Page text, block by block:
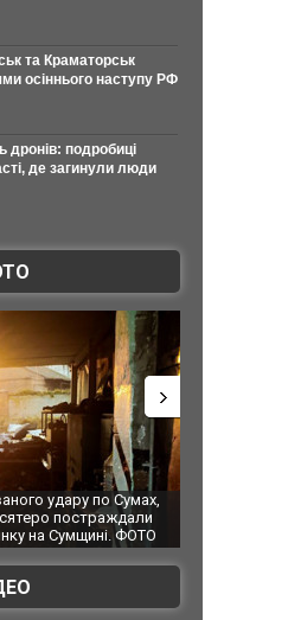
та Краматорськ
осіннього наступу РФ
дронів: подробиці
де загинули люди
від кордону з Україною: в
атаки дронів загорівся
ФОТО. ВІДЕО